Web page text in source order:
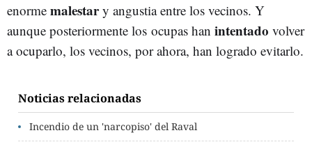
enorme malestary angustia entre los vecinos. Y
aunque posteriormente los ocupas han intentado volver
a ocuparlo, los vecinos, por ahora, han logrado evitarlo.
Noticias relacionadas
Incendio de un 'narcopiso' del Raval